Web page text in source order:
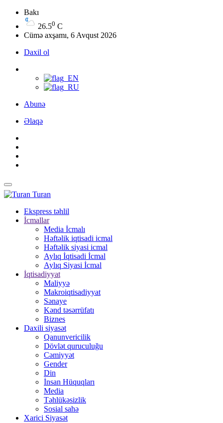
Bakı
26.50 C
Cümə axşamı, 6 Avqust 2026
Daxil ol
Abunə
Əlaqə
Turan
Ekspress təhlil
İcmallar
Media İcmalı
Həftəlik iqtisadi icmal
Həftəlik siyasi icmal
Aylıq İqtisadi İcmal
Aylıq Siyasi İcmal
İqtisadiyyat
Maliyyə
Makroiqtisadiyyat
Sənaye
Kənd təsərrüfatı
Biznes
Daxili siyasət
Qanunvericilik
Dövlət quruculuğu
Cəmiyyət
Gender
Din
İnsan Hüquqları
Media
Təhlükəsizlik
Sosial sahə
Xarici Siyasət